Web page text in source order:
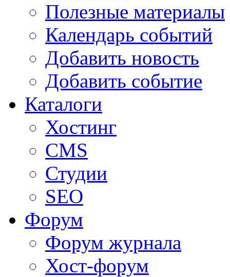
Полезные материалы
Календарь событий
Добавить новость
Добавить событие
Каталоги
Хостинг
CMS
Студии
SEO
Форум
Форум журнала
Хост-форум